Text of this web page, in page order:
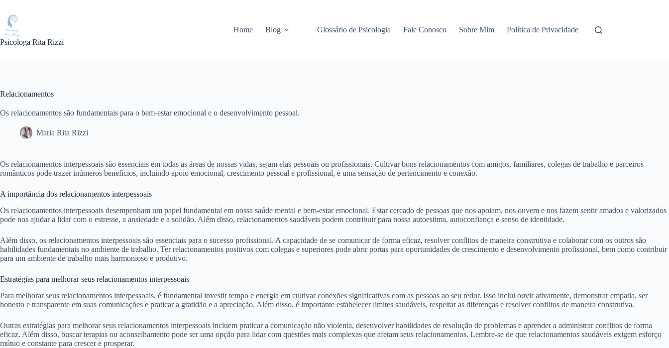
para
conteúdo
Psicologa Rita Rizzi
Home Blog Glossário de Psicologia Fale Conosco Sobre Mim Política de Privacidade
Relacionamentos
Os relacionamentos são fundamentais para o bem-estar emocional e o desenvolvimento pessoal.
Maria Rita Rizzi
Os relacionamentos interpessoais são essenciais em todas as áreas de nossas vidas, sejam elas pessoais ou profissionais. Cultivar bons relacionamentos com amigos, familiares, colegas de trabalho e parceiros
românticos pode trazer inúmeros benefícios, incluindo apoio emocional, crescimento pessoal e profissional, e uma sensação de pertencimento e conexão.
A importância dos relacionamentos interpessoais
Os relacionamentos interpessoais desempenham um papel fundamental em nossa saúde mental e bem-estar emocional. Estar cercado de pessoas que nos apoiam, nos ouvem e nos fazem sentir amados e valorizados
pode nos ajudar a lidar com o estresse, a ansiedade e a solidão. Além disso, relacionamentos saudáveis podem contribuir para nossa autoestima, autoconfiança e senso de identidade.
Além disso, os relacionamentos interpessoais são essenciais para o sucesso profissional. A capacidade de se comunicar de forma eficaz, resolver conflitos de maneira construtiva e colaborar com os outros são
habilidades fundamentais no ambiente de trabalho. Ter relacionamentos positivos com colegas e superiores pode abrir portas para oportunidades de crescimento e desenvolvimento profissional, bem como contribuir
para um ambiente de trabalho mais harmonioso e produtivo.
Estratégias para melhorar seus relacionamentos interpessoais
Para melhorar seus relacionamentos interpessoais, é fundamental investir tempo e energia em cultivar conexões significativas com as pessoas ao seu redor. Isso inclui ouvir ativamente, demonstrar empatia, ser
honesto e transparente em suas comunicações e praticar a gratidão e a apreciação. Além disso, é importante estabelecer limites saudáveis, respeitar as diferenças e resolver conflitos de maneira construtiva.
Outras estratégias para melhorar seus relacionamentos interpessoais incluem praticar a comunicação não violenta, desenvolver habilidades de resolução de problemas e aprender a administrar conflitos de forma
eficaz. Além disso, buscar terapias ou aconselhamento pode ser uma opção para lidar com questões mais complexas que afetam seus relacionamentos. Lembre-se de que relacionamentos saudáveis exigem esforço
mútuo e constante para crescer e prosperar.